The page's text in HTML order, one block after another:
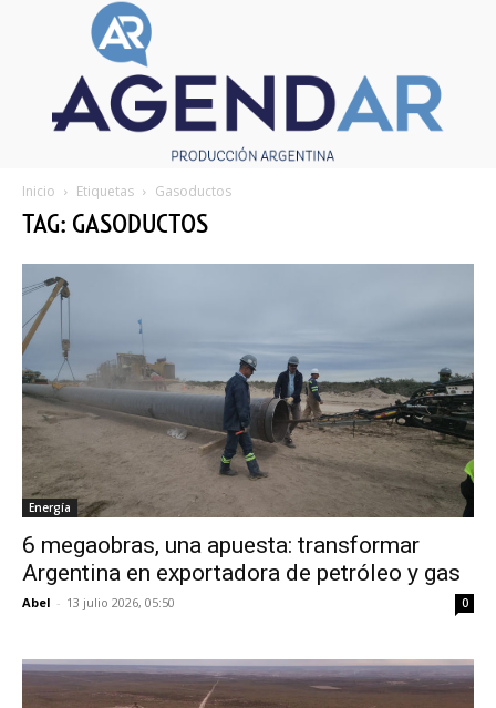
Inicio Etiquetas Gasoductos
TAG: GASODUCTOS
Energía
6 megaobras, una apuesta: transformar
Argentina en exportadora de petróleo y gas
Abel - 13 julio 2026, 05:50 0